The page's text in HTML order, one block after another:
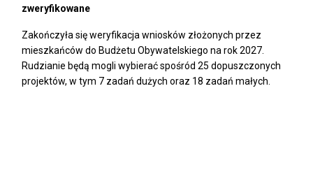
zweryfikowane
Zakończyła się weryfikacja wniosków złożonych przez
mieszkańców do Budżetu Obywatelskiego na rok 2027.
Rudzianie będą mogli wybierać spośród 25 dopuszczonych
projektów, w tym 7 zadań dużych oraz 18 zadań małych.